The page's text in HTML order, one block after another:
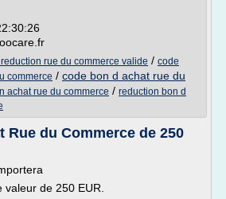
rue du commerce valide / code
commerce / code bon d achat rue du
achat rue du commerce / reduction bon d
Rue du Commerce de 250
de 250 EUR.